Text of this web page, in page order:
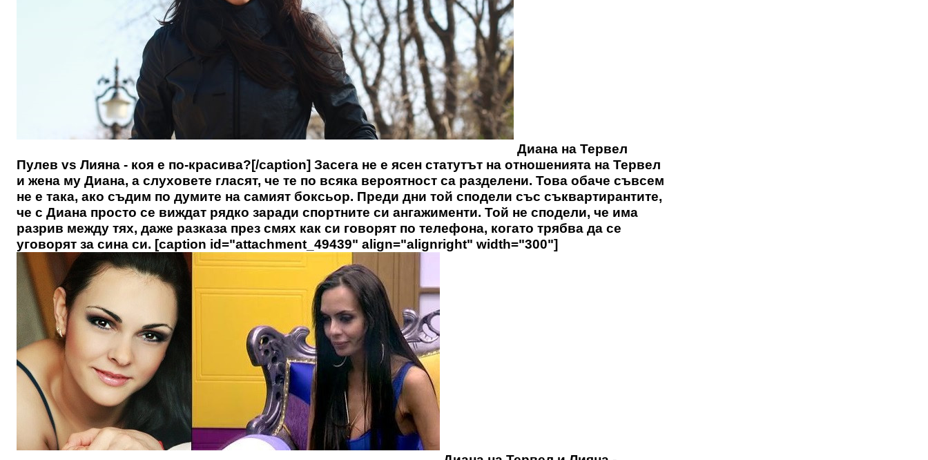
Диана на Тервел
Пулев vs Лияна - коя е по-красива?[/caption] Засега не е ясен статутът на отношенията на Тервел
и жена му Диана, а слуховете гласят, че те по всяка вероятност са разделени. Това обаче съвсем
не е така, ако съдим по думите на самият боксьор. Преди дни той сподели със съквартирантите,
че с Диана просто се виждат рядко заради спортните си ангажименти. Той не сподели, че има
разрив между тях, даже разказа през смях как си говорят по телефона, когато трябва да се
уговорят за сина си. [caption id="attachment_49439" align="alignright" width="300"]